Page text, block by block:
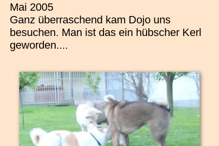
Mai 2005
Ganz überraschend kam Dojo uns
besuchen. Man ist das ein hübscher Kerl
geworden....